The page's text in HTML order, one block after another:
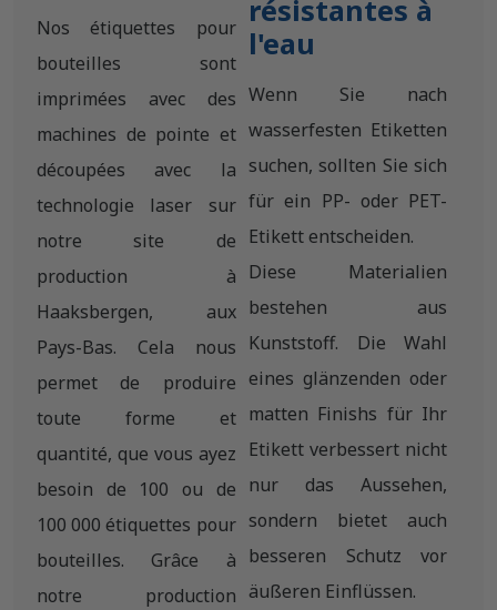
Nos étiquettes pour
bouteilles sont
imprimées avec des
machines de pointe et
découpées avec la
technologie laser sur
notre site de
production à
Haaksbergen, aux
Pays-Bas. Cela nous
permet de produire
toute forme et
quantité, que vous ayez
besoin de 100 ou de
100 000 étiquettes pour
bouteilles. Grâce à
notre production
résistantes à
l'eau
Wenn Sie nach
wasserfesten Etiketten
suchen, sollten Sie sich
für ein PP- oder PET-
Etikett entscheiden.
Diese Materialien
bestehen aus
Kunststoff. Die Wahl
eines glänzenden oder
matten Finishs für Ihr
Etikett verbessert nicht
nur das Aussehen,
sondern bietet auch
besseren Schutz vor
äußeren Einflüssen.